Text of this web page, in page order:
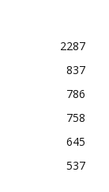
2287
837
786
758
645
537